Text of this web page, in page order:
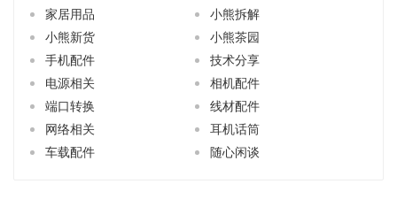
家居用品
小熊拆解
小熊新货
小熊茶园
手机配件
技术分享
电源相关
相机配件
端口转换
线材配件
网络相关
耳机话筒
车载配件
随心闲谈